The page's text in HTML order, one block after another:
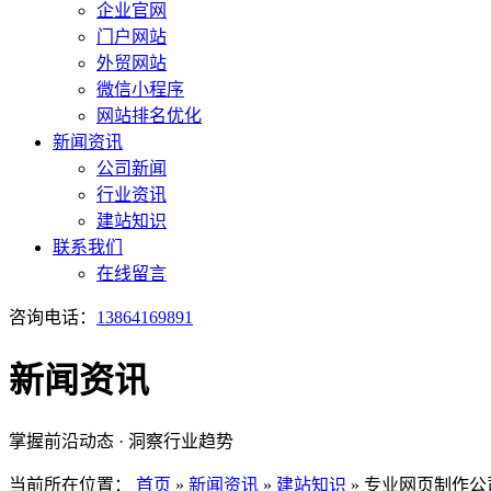
企业官网
门户网站
外贸网站
微信小程序
网站排名优化
新闻资讯
公司新闻
行业资讯
建站知识
联系我们
在线留言
咨询电话： 13864169891
新闻资讯
掌握前沿动态 · 洞察行业趋势
当前所在位置： 首页 » 新闻资讯 » 建站知识 » 专业网页制作